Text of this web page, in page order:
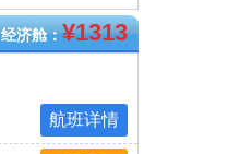
经济舱：¥1313
航班详情